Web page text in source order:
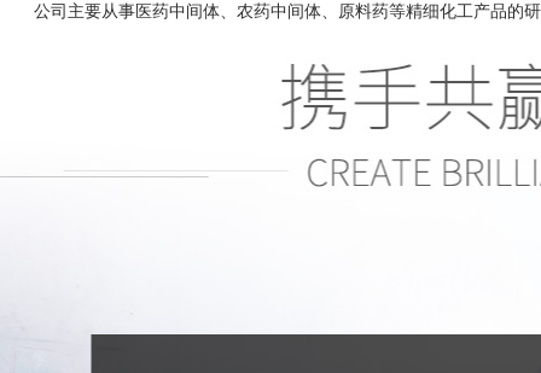
公司主要从事医药中间体、农药中间体、原料药等精细化工产品的